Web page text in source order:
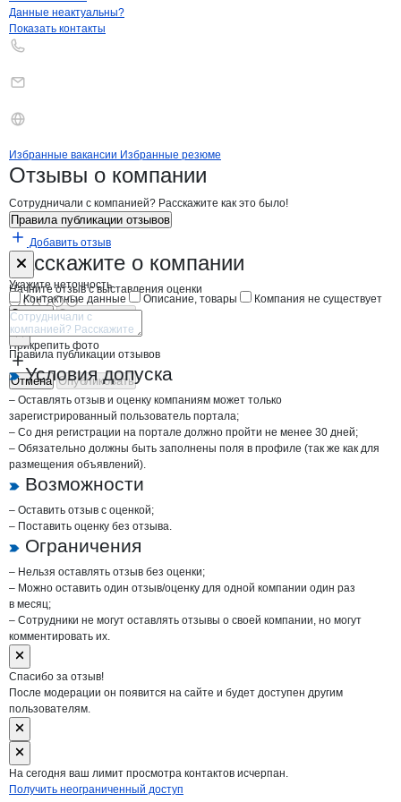
Контактыкомпании
+7(800)000-00-..
Данные неактуальны?
Показать контакты
Брендыкомпани АналитПрибор
Вакансии вАналитПрибор
Избранные вакансии Избранные резюме
Новости oАналитПрибор, ООО
Отзывы о компании
Сотрудничали с компанией? Расскажите как это было!
Правила публикации отзывов
Добавить отзыв
Расскажите о компании
Начните отзыв с выставления оценки
Прикрепить фото
Отмена Опубликовать
Форма обратной связи о неточностях
Укажите неточность
Контактные данные
Описание, товары Компания не существует
Отмена Опубликовать
Правила публикации отзывов
Условия допуска
– Оставлять отзыв и оценку компаниям может только
зарегистрированный пользователь портала;
– Со дня регистрации на портале должно пройти не менее 30 дней;
– Обязательно должны быть заполнены поля в профиле (так же как для
размещения объявлений).
Возможности
– Оставить отзыв с оценкой;
– Поставить оценку без отзыва.
Ограничения
– Нельзя оставлять отзыв без оценки;
– Можно оставить один отзыв/оценку для одной компании один раз
в месяц;
– Сотрудники не могут оставлять отзывы о своей компании, но могут
комментировать их.
Спасибо за отзыв!
После модерации он появится на сайте и будет доступен другим
пользователям.
На сегодня ваш лимит просмотра контактов исчерпан.
Получить неограниченный доступ